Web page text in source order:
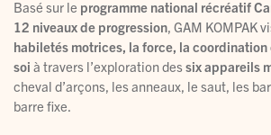
Basé sur le programme national récréatif
12 niveaux de progression , GAM KOMPAK
habiletés motrices, la force, la
soi à travers l’exploration dessix appareils
cheval d’arçons, les anneaux, le saut, les
barre fixe.